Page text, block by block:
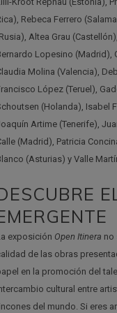
Rebeca Ferrero
Altea Grau
Lopesino (Madrid),
Molina (Valencia),
López (Teruel),
(Holanda), Isabel
Artime (Tenerife),
(Madrid), Patricia
(Asturias) y Valle
exposición Open Itinera no
de las obras
en la promoción del
cultural entre
del mundo. Si eres